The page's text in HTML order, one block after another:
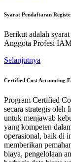
Syarat Pendaftaran
Berikut adalah
Anggota Profesi
Selanjutnya
Certified Cost Accounting
Program Certified
secara strategis
untuk menjawab
yang kompeten
operasional, baik di
memberikan
biaya, pengelolaan